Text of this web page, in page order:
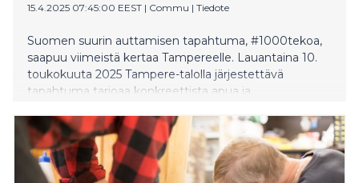
15.4.2025 07:45:00 EEST | Commu | Tiedote
Suomen suurin auttamisen tapahtuma, #1000tekoa,
saapuu viimeistä kertaa Tampereelle. Lauantaina 10.
toukokuuta 2025 Tampere-talolla järjestettävä
tapahtuma tarjoaa konkreettista apua ja
Tapahtumassa jaetaan 1000 ruokakassia ja tarjotaan
500 maksutonta lounasta sekä neuvontaa eri
elämäntilanteisiin. Näillä näkymin tapahtuma
järjestetään viimeistä kertaa, joten sen merkitys on nyt